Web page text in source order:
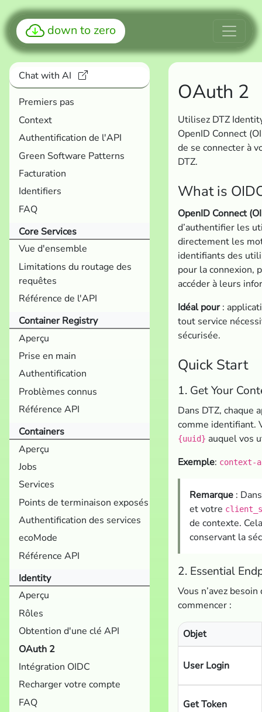
down to zero
Chat with AI
Premiers pas
Context
Authentification de l'API
Green Software Patterns
Facturation
Identifiers
FAQ
Core Services
Vue d'ensemble
Limitations du routage des
requêtes
Référence de l'API
Container Registry
Aperçu
Prise en main
Authentification
Problèmes connus
Référence API
Containers
Aperçu
Jobs
Services
Points de terminaison exposés
Authentification des services
ecoMode
Référence API
Identity
Aperçu
Rôles
Obtention d'une clé API
OAuth 2
Intégration OIDC
Recharger votre compte
FAQ
OAuth 2
Utilisez DTZ
OpenID Connect
de se connecter à
DTZ.
What is
OpenID Connect
d’authentifier les
directement les
identifiants des
pour la connexion,
accéder à leurs
Idéal pour:
tout service
sécurisée.
Quick Start
1. Get Your
Dans DTZ, chaque
comme identifiant.
{uuid} auquel vos
Exemple: context-
Remarque :
et votre
de contexte.
conservant la
2. Essential
Vous n’avez
commencer :
Objet
User Login
Get Token